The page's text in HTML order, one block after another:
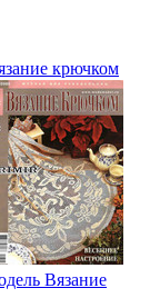
крючком
Вязание